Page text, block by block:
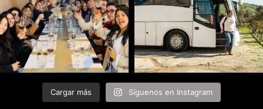
Cargar más Síguenos en Instagram